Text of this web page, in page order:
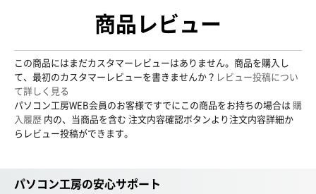
商品レビュー
この商品にはまだカスタマーレビューはありません。商品を購入し
て、最初のカスタマーレビューを書きませんか？ レビュー投稿につい
て詳しく見る
パソコン工房WEB会員のお客様ですでにこの商品をお持ちの場合は 購
入履歴 内の、当商品を含む 注文内容確認ボタンより注文内容詳細か
らレビュー投稿ができます。
パソコン工房の安心サポート